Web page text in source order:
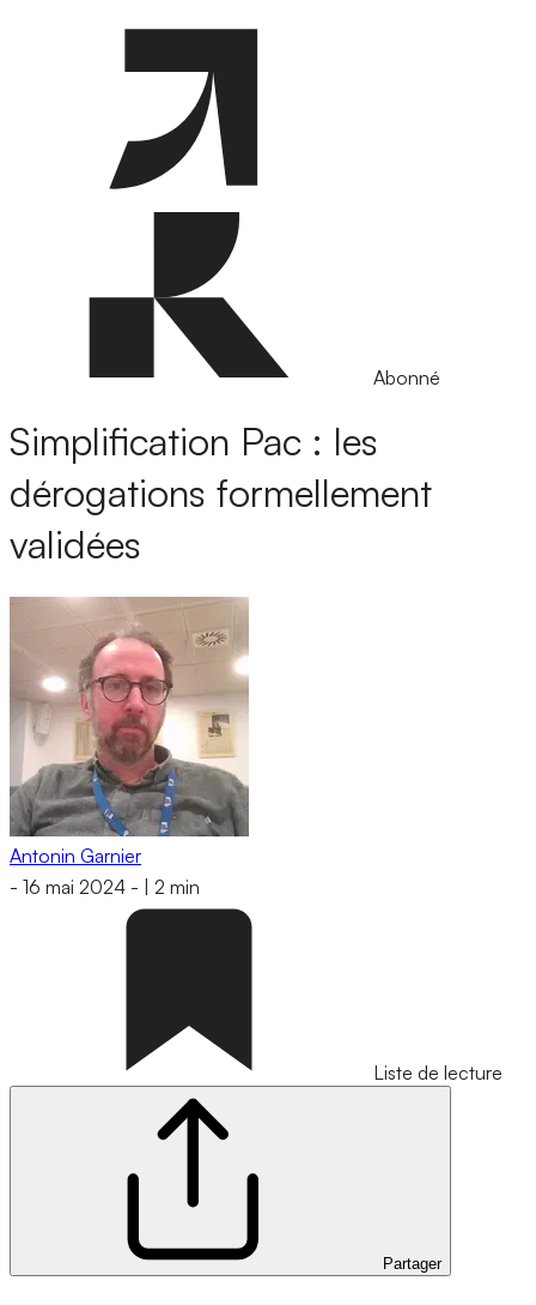
Abonné
Simplification Pac : les
dérogations formellement
validées
Antonin Garnier
- 16 mai 2024 - 2 min
Liste de lecture
Partager